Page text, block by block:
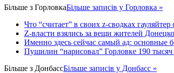
Більше з ГорловкаБільше записів у Горловка »
Что “считает” в своих z-сводках
Z-власти взялись за вещи жителей
Именно здесь сейчас самый ад: основные
Пушилин “нарисовал” Горловке 190 тысяч
Більше з ДонбассБільше записів у Донбасс »